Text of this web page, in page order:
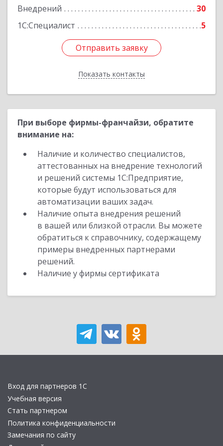
Внедрений
30
1С:Специалист
5
Отправить заявку
Показать контакты
Отправить заявку
Назад
При выборе фирмы-франчайзи, обратите
внимание на:
Наличие и количество специалистов,
аттестованных на внедрение технологий
и решений системы 1С:Предприятие,
которые будут использоваться для
автоматизации ваших задач.
Наличие опыта внедрения решений
в вашей или близкой отрасли. Вы можете
обратиться к справочнику, содержащему
примеры внедренных партнерами
решений.
Наличие у фирмы сертификата
Вход для партнеров 1С
Учебная версия
Стать партнером
Политика конфиденциальности
Замечания по сайту